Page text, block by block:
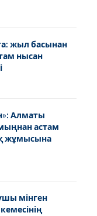
жыл басынан
нысан
Алматы
астам
жұмысына
мінген